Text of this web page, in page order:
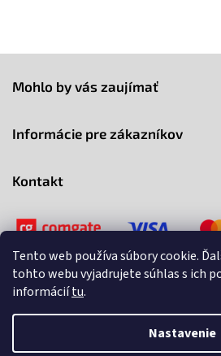
Tento web používa súbory cookie.
tohto webu vyjadrujete súhlas s ich
informáciítu.
Nastavenie
Mohlo by vás zaujímať
Informácie pre zákazníkov
Kontakt
Vytvoril
Copyright 2026